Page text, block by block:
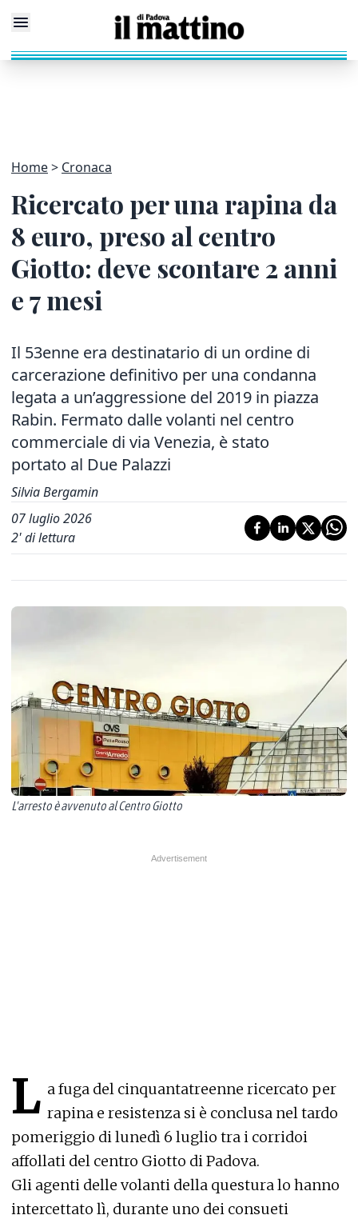
Home Cronaca
Ricercato per una rapina da
8 euro, preso al centro
Giotto: deve scontare 2 anni
e 7 mesi
Il 53enne era destinatario di un ordine di
carcerazione definitivo per una condanna
legata a un’aggressione del 2019 in piazza
Rabin. Fermato dalle volanti nel centro
commerciale di via Venezia, è stato
portato al Due Palazzi
Silvia Bergamin
07 luglio 2026
2' di lettura
L'arresto è avvenuto al Centro Giotto
L a fuga del cinquantatreenne ricercato per
rapina e resistenza si è conclusa nel tardo
pomeriggio di lunedì 6 luglio tra i corridoi
affollati del centro Giotto di Padova.
Gli agenti delle volanti della questura lo hanno
intercettato lì, durante uno dei consueti